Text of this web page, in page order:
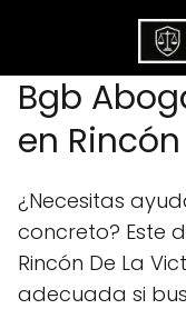
Bgb
en
¿Necesitas
concreto? Este
Rincón De La
adecuada si